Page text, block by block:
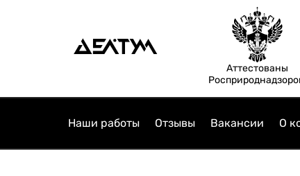
Аттестованы
Наши работы Отзывы Вакансии О